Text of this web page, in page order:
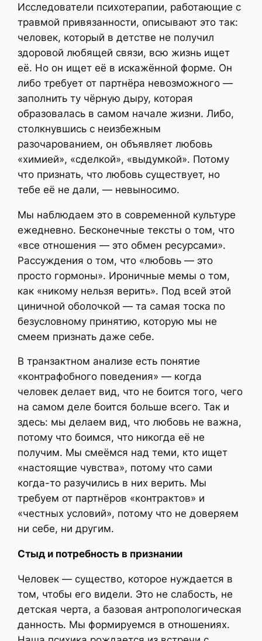
Исследователи психотерапии, работающие с
травмой привязанности, описывают это так:
человек, который в детстве не получил
здоровой любящей связи, всю жизнь ищет
её. Но он ищет её в искажённой форме. Он
либо требует от партнёра невозможного —
заполнить ту чёрную дыру, которая
образовалась в самом начале жизни. Либо,
столкнувшись с неизбежным
разочарованием, он объявляет любовь
«химией», «сделкой», «выдумкой». Потому
что признать, что любовь существует, но
тебе её не дали, — невыносимо.
Мы наблюдаем это в современной культуре
ежедневно. Бесконечные тексты о том, что
«все отношения — это обмен ресурсами».
Рассуждения о том, что «любовь — это
просто гормоны». Ироничные мемы о том,
как «никому нельзя верить». Под всей этой
циничной оболочкой — та самая тоска по
безусловному принятию, которую мы не
смеем признать даже себе.
В транзактном анализе есть понятие
«контрафобного поведения» — когда
человек делает вид, что не боится того, чего
на самом деле боится больше всего. Так и
здесь: мы делаем вид, что любовь не важна,
потому что боимся, что никогда её не
получим. Мы смеёмся над теми, кто ищет
«настоящие чувства», потому что сами
когда-то разучились в них верить. Мы
требуем от партнёров «контрактов» и
«честных условий», потому что не доверяем
ни себе, ни другим.
Стыд и потребность в признании
Человек — существо, которое нуждается в
том, чтобы его видели. Это не слабость, не
детская черта, а базовая антропологическая
данность. Мы формируемся в отношениях.